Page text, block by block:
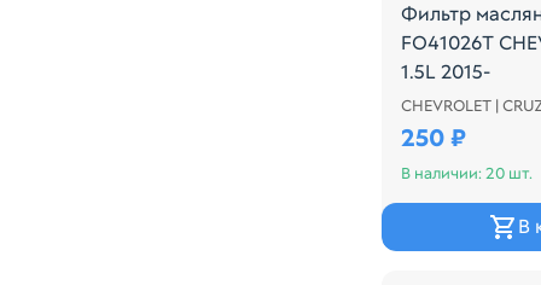
Фильтр
FO41026T
1.5L 2015-
CHEVROLET |
250 ₽
В наличии: 20 шт.
В